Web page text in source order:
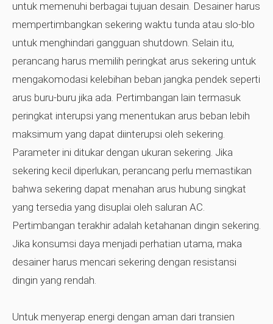
untuk memenuhi berbagai tujuan desain. Desainer harus
mempertimbangkan sekering waktu tunda atau slo-blo
untuk menghindari gangguan shutdown. Selain itu,
perancang harus memilih peringkat arus sekering untuk
mengakomodasi kelebihan beban jangka pendek seperti
arus buru-buru jika ada. Pertimbangan lain termasuk
peringkat interupsi yang menentukan arus beban lebih
maksimum yang dapat diinterupsi oleh sekering.
Parameter ini ditukar dengan ukuran sekering. Jika
sekering kecil diperlukan, perancang perlu memastikan
bahwa sekering dapat menahan arus hubung singkat
yang tersedia yang disuplai oleh saluran AC.
Pertimbangan terakhir adalah ketahanan dingin sekering.
Jika konsumsi daya menjadi perhatian utama, maka
desainer harus mencari sekering dengan resistansi
dingin yang rendah.
Untuk menyerap energi dengan aman dari transien